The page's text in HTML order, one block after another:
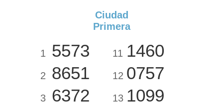
Ciudad
Primera
1 5573
2 8651
3 6372
11 1460
12 0757
13 1099